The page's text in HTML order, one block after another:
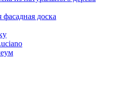
доска